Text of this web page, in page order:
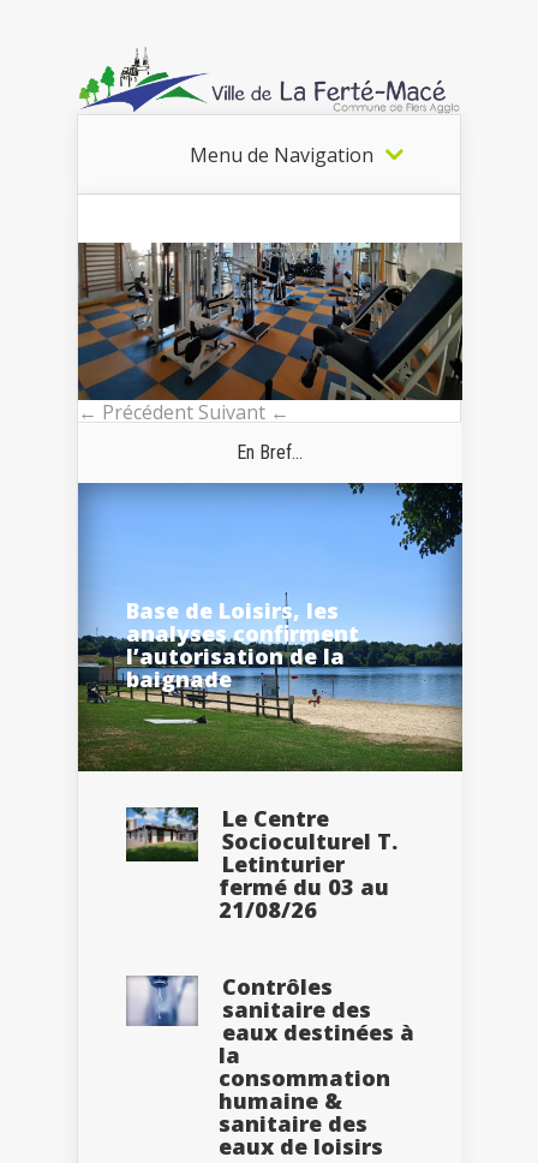
Menu de Navigation
← Précédent Suivant ←
En Bref...
Base de Loisirs, les
analyses confirment
l’autorisation de la
baignade
Le Centre
Socioculturel T.
Letinturier
fermé du 03 au
21/08/26
Contrôles
sanitaire des
eaux destinées à
la
consommation
humaine &
sanitaire des
eaux de loisirs